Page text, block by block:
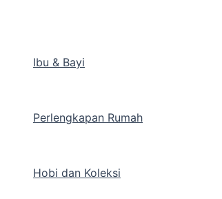
Ibu & Bayi
Perlengkapan Rumah
Hobi dan Koleksi